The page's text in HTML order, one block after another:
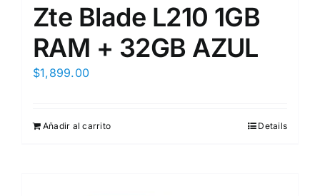
Zte Blade L210 1GB
RAM + 32GB AZUL
$1,899.00
Añadir al carrito Details